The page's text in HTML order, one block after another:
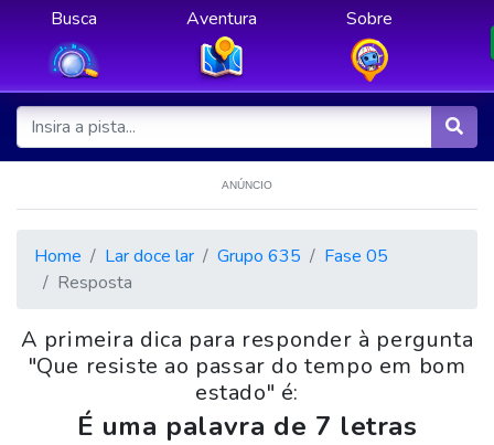
Busca Aventura Sobre
ANÚNCIO
Home Lar doce lar Grupo 635
Fase 05
Resposta
A primeira dica para responder à pergunta
"Que resiste ao passar do tempo em bom
estado" é:
É uma palavra de 7 letras